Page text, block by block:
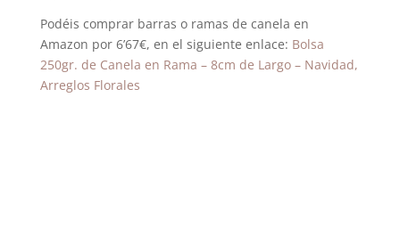
Podéis comprar barras o ramas de canela en
Amazon por 6’67€, en el siguiente enlace: Bolsa
250gr. de Canela en Rama – 8cm de Largo – Navidad,
Arreglos Florales